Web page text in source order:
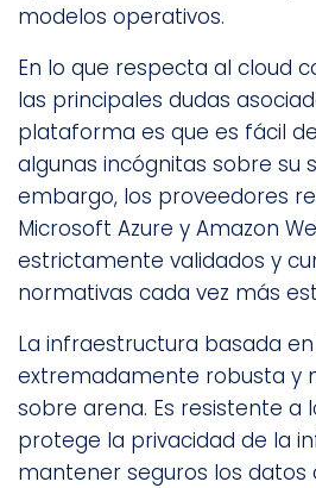
modelos operativos.
En lo que respecta al cloud
las principales dudas
plataforma es que es fácil
algunas incógnitas sobre su
embargo, los proveedores
Microsoft Azure y Amazon
estrictamente validados y
normativas cada vez más
La infraestructura basada
extremadamente robusta y
sobre arena. Es resistente a
protege la privacidad de la
mantener seguros los datos